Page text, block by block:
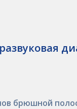
брюшной